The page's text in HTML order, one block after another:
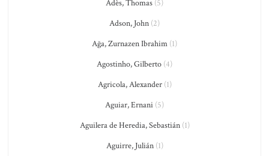
Adès, Thomas (5)
Adson, John (2)
Ağa, Zurnazen Ibrahim (1)
Agostinho, Gilberto (4)
Agricola, Alexander(1)
Aguiar, Ernani (5)
Aguilera de Heredia, Sebastián(1)
Aguirre, Julián(1)